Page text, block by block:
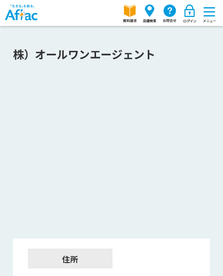
株）オールワンエージェント
住所